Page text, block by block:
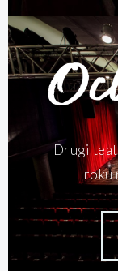
Drugi
roku